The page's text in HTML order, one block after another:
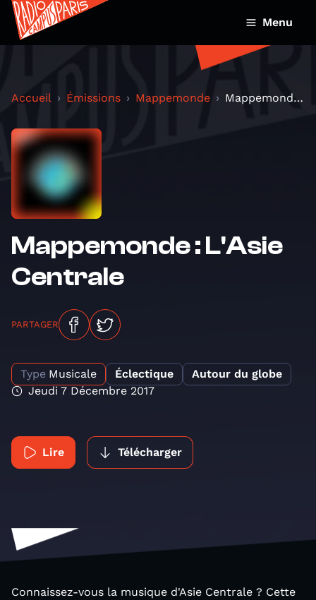
Menu
Accueil Émissions Mappemonde Mappemonde : L'Asie Centrale
Mappemonde : L'Asie
Centrale
PARTAGER
Type Musicale Éclectique
Autour du globe
Jeudi 7 Décembre 2017
Lire Télécharger
Connaissez-vous la musique d'Asie Centrale ? Cette